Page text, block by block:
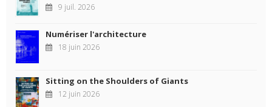
9 juil. 2026
Numériser l'architecture
18 juin 2026
Sitting on the Shoulders of Giants
12 juin 2026